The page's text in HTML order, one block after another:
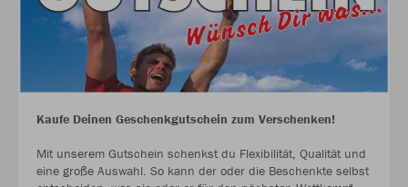
Kaufe Deinen Geschenkgutschein zum Verschenken!
Mit unserem Gutschein schenkst du Flexibilität, Qualität und
eine große Auswahl. So kann der oder die Beschenkte selbst